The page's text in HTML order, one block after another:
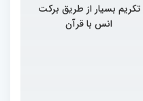
تکریم بسیار از طریق برکت
انس با قرآن